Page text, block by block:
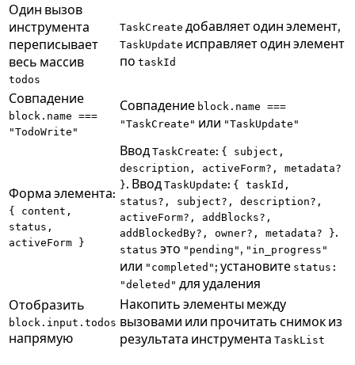
Один вызов
инструмента
переписывает
весь массив
todos
TaskCreate добавляет один элемент,
TaskUpdate исправляет один элемент
по taskId
Совпадение
block.name ===
"TodoWrite"
Совпадение block.name ===
"TaskCreate" или "TaskUpdate"
Форма элемента:
{ content,
status,
activeForm }
Ввод TaskCreate: { subject,
description, activeForm?, metadata?
}. Ввод TaskUpdate: { taskId,
status?, subject?, description?,
activeForm?, addBlocks?,
addBlockedBy?, owner?, metadata? }.
status это "pending" , "in_progress"
или "completed" ; установите status:
"deleted" для удаления
Отобразить
block.input.todos
напрямую
Накопить элементы между
вызовами или прочитать снимок из
результата инструмента TaskList